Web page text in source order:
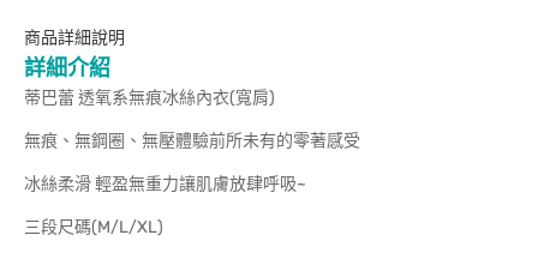
商品詳細說明
詳細介紹
蒂巴蕾 透氧系無痕冰絲內衣(寬肩)
無痕、無鋼圈、無壓體驗前所未有的零著感受
冰絲柔滑 輕盈無重力讓肌膚放肆呼吸~
三段尺碼(M/L/XL)